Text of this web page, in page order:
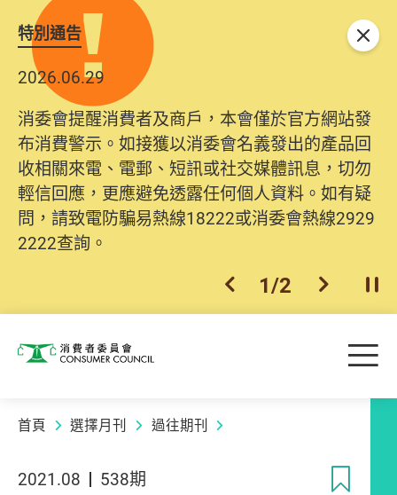
特別通告
2026.06.29
消委會提醒消費者及商戶，本會僅於官方網站發
布消費警示。如接獲以消委會名義發出的產品回
收相關來電、電郵、短訊或社交媒體訊息，切勿
輕信回應，更應避免透露任何個人資料。如有疑
問，請致電防騙易熱線18222或消委會熱線2929
2222查詢。
上一個
1/2 下一個開
關閉
消費者委員會 目
首頁 選擇月刊 過往期刊
2021.08 538期